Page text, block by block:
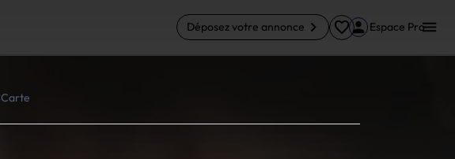
Déposez votre annonce Espace Pro
Carte